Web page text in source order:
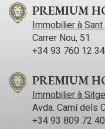
PREMIUM
Immobilier à
Carrer Nou, 51
+34 93 760 12 34
PREMIUM
Immobilier à
Avda. Camí­ dels
+34 93 809 72 40